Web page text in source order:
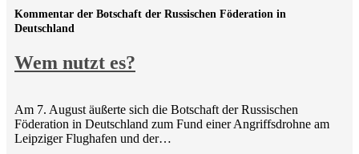
Wem nutzt es?
Kommentar der Botschaft der Russischen Föderation in
Deutschland
Am 7. August äußerte sich die Botschaft der Russischen
Föderation in Deutschland zum Fund einer Angriffsdrohne am
Leipziger Flughafen und der…